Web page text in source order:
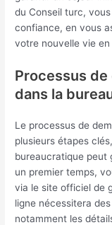
du Conseil turc,
confiance, en vous
votre nouvelle vie en
Processus
dans la
Le processus de
plusieurs étapes
bureaucratique peut
un premier temps,
via le site officiel de
ligne nécessitera
notamment les